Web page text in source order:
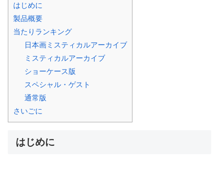
はじめに
製品概要
当たりランキング
日本画ミスティカルアーカイブ
ミスティカルアーカイブ
ショーケース版
スペシャル・ゲスト
通常版
さいごに
はじめに